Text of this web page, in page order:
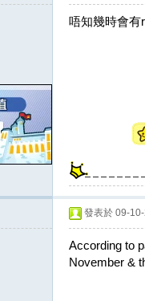
唔知幾時會有
發表於 09-
According to
November &